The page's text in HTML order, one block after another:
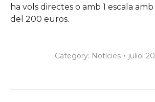
ha vols directes o amb 1 escala
del 200 euros.
Category: Notícies juliol